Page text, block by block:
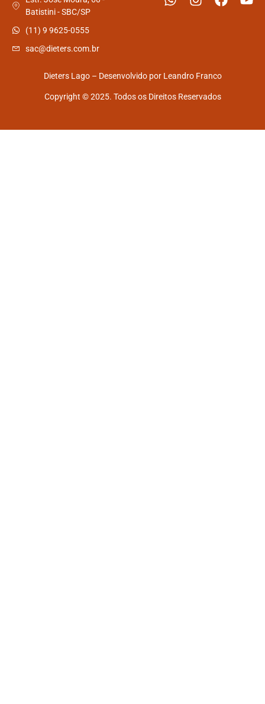
Batistini - SBC/SP
(11) 9 9625-0555
sac@dieters.com.br
Dieters Lago – Desenvolvido por Leandro Franco
Copyright © 2025. Todos os Direitos Reservados